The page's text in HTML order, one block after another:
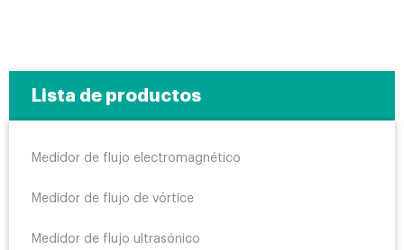
Lista de productos
Medidor de flujo electromagnético
Medidor de flujo de vórtice
Medidor de flujo ultrasónico